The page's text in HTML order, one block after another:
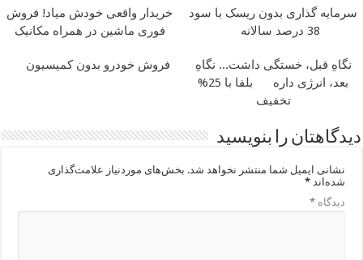
سرمایه گذاری بدون ریسک با سود
38 درصد سالانه
خریدار واقعی خودش میاد! فروش
فوری ماشین در همراه مکانیک
نگاهِ قبل، خستگی داشت... نگاهِ
بعد، انرژی داره
بلفا با 25%
تخفیف
فروش خودرو بدون کمیسیون
دیدگاهتان را بنویسید
نشانی ایمیل شما منتشر نخواهد شد. بخش‌های موردنیاز علامت‌گذاری
شده‌اند*
دیدگاه*